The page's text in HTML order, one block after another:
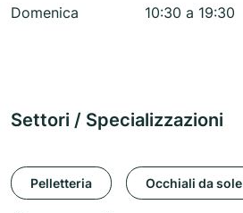
Domenica
10:30 a 19:30
Settori / Specializzazioni
Pelletteria Occhiali da sole